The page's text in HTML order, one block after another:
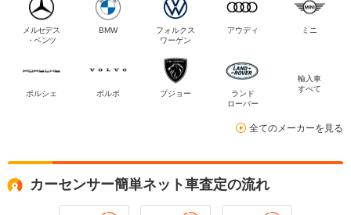
メルセデス
・ベンツ
BMW
フォルクス
ワーゲン
アウディ ミニ
ポルシェ ボルボ プジョー
ランド
ローバー
輸入車
すべて
全てのメーカーを見る
カーセンサー簡単ネット車査定の流れ